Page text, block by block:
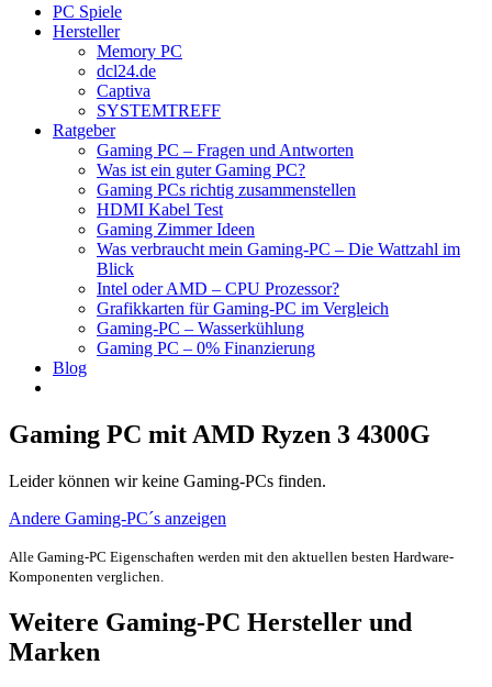
PC Spiele
Hersteller
Memory PC
dcl24.de
Captiva
SYSTEMTREFF
Ratgeber
Gaming PC – Fragen und Antworten
Was ist ein guter Gaming PC?
Gaming PCs richtig zusammenstellen
HDMI Kabel Test
Gaming Zimmer Ideen
Was verbraucht mein Gaming-PC – Die Wattzahl im
Blick
Intel oder AMD – CPU Prozessor?
Grafikkarten für Gaming-PC im Vergleich
Gaming-PC – Wasserkühlung
Gaming PC – 0% Finanzierung
Blog
Gaming PC mit AMD Ryzen 3 4300G
Leider können wir keine Gaming-PCs finden.
Andere Gaming-PC´s anzeigen
Alle Gaming-PC Eigenschaften werden mit den aktuellen besten Hardware-
Komponenten verglichen.
Weitere Gaming-PC Hersteller und
Marken